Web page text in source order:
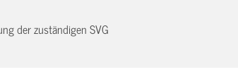
der zuständigen SVG